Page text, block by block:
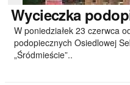
Wycieczka
W poniedziałek 23 czerwca
podopiecznych Osiedlowej
„Śródmieście”..